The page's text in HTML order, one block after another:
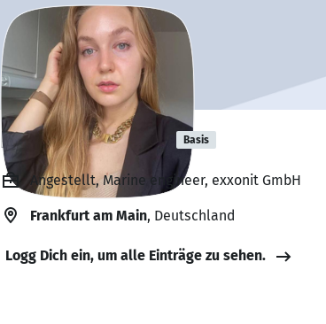
Nina Klighoffer Basis
Angestellt, Marine engineer, exxonit GmbH
Frankfurt am Main, Deutschland
Logg Dich ein, um alle Einträge zu sehen.